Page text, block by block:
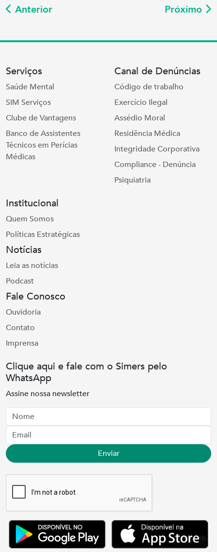
Anterior Próximo
Serviços
Saúde Mental
SIM Serviços
Clube de Vantagens
Banco de Assistentes
Técnicos em Perícias
Médicas
Canal de Denúncias
Código de trabalho
Exercício Ilegal
Assédio Moral
Residência Médica
Integridade Corporativa
Compliance - Denúncia
Psiquiatria
Institucional
Quem Somos
Políticas Estratégicas
Notícias
Leia as notícias
Podcast
Fale Conosco
Ouvidoria
Contato
Imprensa
Clique aqui e fale com o Simers pelo
WhatsApp
Assine nossa newsletter
Nome
Email
Enviar